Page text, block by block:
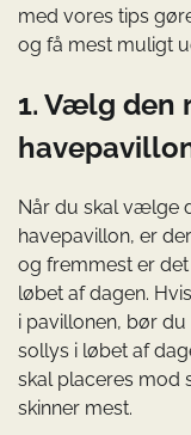
med vores tips
og få mest muligt
1. Vælg den
Når du skal vælge
havepavillon, er
og fremmest er
løbet af dagen.
i pavillonen, bør
sollys i løbet af
skal placeres mod
skinner mest.